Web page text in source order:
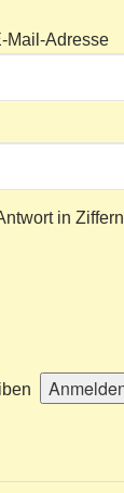
Mail-Adresse
in Ziffern